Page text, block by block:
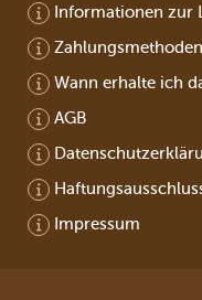
Informationen zur
Zahlungsmethoden
Wann erhalte ich
AGB
Impressum